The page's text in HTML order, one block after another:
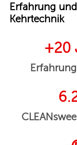
Erfahrung
Kehrtechnik
+20